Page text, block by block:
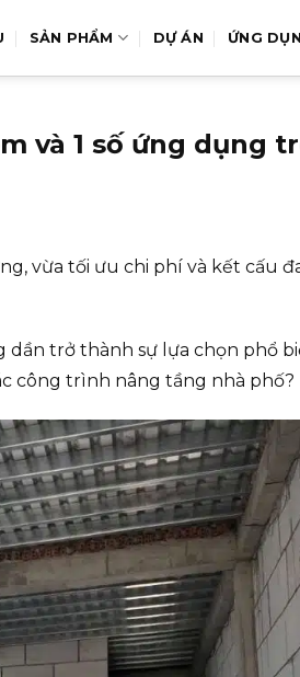
SẢN PHẨM DỰ ÁN ỨNG
và 1 số ứng dụng
vừa tối ưu chi phí và kết cấu
trở thành sự lựa chọn phổ
công trình nâng tầng nhà phố?